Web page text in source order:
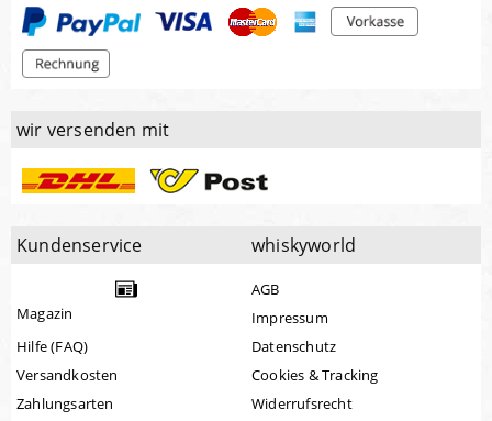
wir versenden mit
Kundenservice
Magazin
Hilfe (FAQ)
Versandkosten
Zahlungsarten
whiskyworld
AGB
Impressum
Datenschutz
Cookies & Tracking
Widerrufsrecht